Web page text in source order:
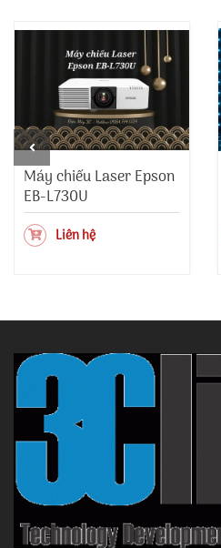
Máy chiếu Laser Epson
EB-L730U
Liên hệ